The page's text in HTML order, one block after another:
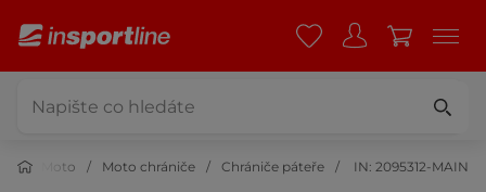
Moto Moto chrániče Chrániče páteře IN: 2095312-MAIN